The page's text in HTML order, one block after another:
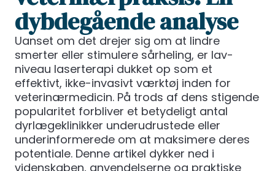
dybdegående analyse
Uanset om det drejer sig om at lindre
smerter eller stimulere sårheling, er lav-
niveau laserterapi dukket op som et
effektivt, ikke-invasivt værktøj inden for
veterinærmedicin. På trods af dens stigende
popularitet forbliver et betydeligt antal
dyrlægeklinikker underudrustede eller
underinformerede om at maksimere deres
potentiale. Denne artikel dykker ned i
videnskaben, anvendelserne og praktiske